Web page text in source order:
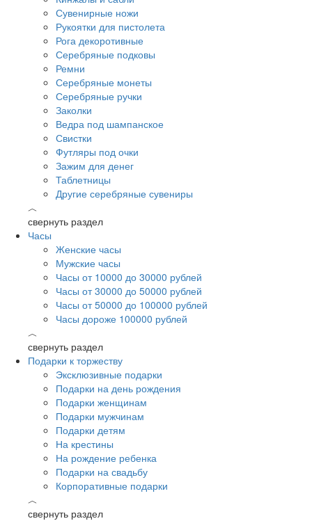
Сувенирные ножи
Рукоятки для пистолета
Рога декоротивные
Серебряные подковы
Ремни
Серебряные монеты
Серебряные ручки
Заколки
Ведра под шампанское
Свистки
Футляры под очки
Зажим для денег
Таблетницы
Другие серебряные сувениры
︿
свернуть раздел
Часы
Женские часы
Мужские часы
Часы от 10000 до 30000 рублей
Часы от 30000 до 50000 рублей
Часы от 50000 до 100000 рублей
Часы дороже 100000 рублей
︿
свернуть раздел
Подарки к торжеству
Эксклюзивные подарки
Подарки на день рождения
Подарки женщинам
Подарки мужчинам
Подарки детям
На крестины
На рождение ребенка
Подарки на свадьбу
Корпоративные подарки
︿
свернуть раздел